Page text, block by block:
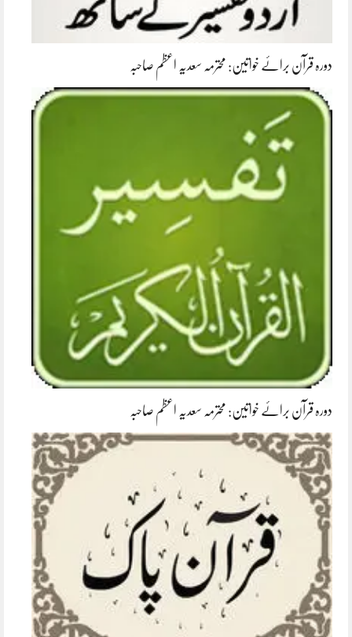
دورہ قرآن برائے خواتین: محترمہ سعدیہ اعظم صاحبہ
دورہ قرآن برائے خواتین: محترمہ سعدیہ اعظم صاحبہ